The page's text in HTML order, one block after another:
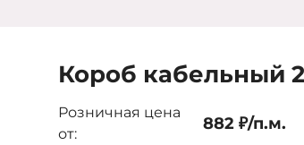
Короб кабельный
Розничная цена
от:
882 ₽/п.м.